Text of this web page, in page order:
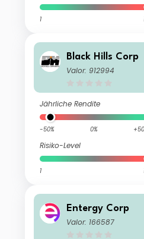
1
Black Hills Corp
Valor: 912994
Jährliche Rendite
-50% 0%
Risiko-Level
1
Entergy Corp
Valor: 166587